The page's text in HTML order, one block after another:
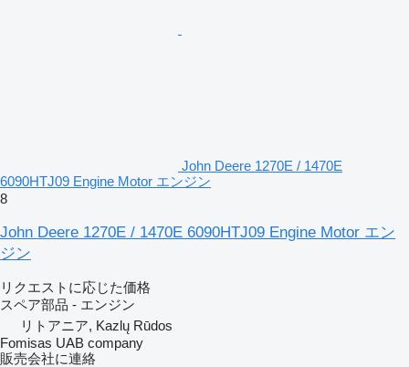
John Deere 1270E / 1470E
6090HTJ09 Engine Motor エンジン
8
John Deere 1270E / 1470E 6090HTJ09 Engine Motor エン
ジン
リクエストに応じた価格
スペア部品 - エンジン
リトアニア, Kazlų Rūdos
Fomisas UAB company
販売会社に連絡